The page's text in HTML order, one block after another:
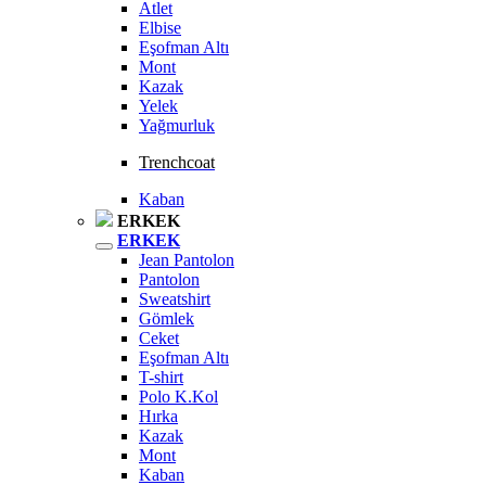
Atlet
Elbise
Eşofman Altı
Mont
Kazak
Yelek
Yağmurluk
Trenchcoat
Kaban
ERKEK
ERKEK
Jean Pantolon
Pantolon
Sweatshirt
Gömlek
Ceket
Eşofman Altı
T-shirt
Polo K.Kol
Hırka
Kazak
Mont
Kaban